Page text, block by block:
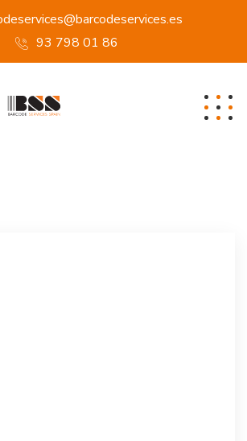
93 798 01 86